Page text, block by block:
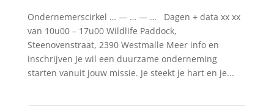
Ondernemerscirkel … — … — … Dagen + data xx xx
van 10u00 – 17u00 Wildlife Paddock,
Steenovenstraat, 2390 Westmalle Meer info en
inschrijven Je wil een duurzame onderneming
starten vanuit jouw missie. Je steekt je hart en je...